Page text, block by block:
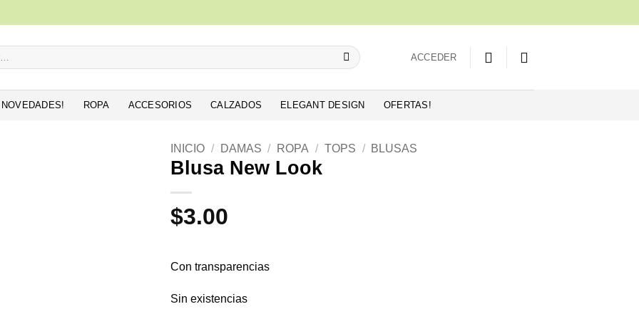
ACCEDER
NOVEDADES! ROPA ACCESORIOS CALZADOS ELEGANT DESIGN OFERTAS!
INICIO / DAMAS / ROPA / TOPS / BLUSAS
Blusa New Look
$3.00
Con transparencias
Sin existencias